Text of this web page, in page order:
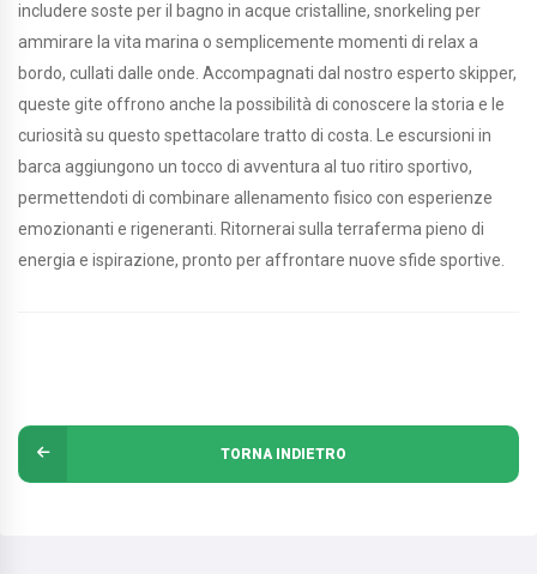
includere soste per il bagno in acque cristalline, snorkeling per
ammirare la vita marina o semplicemente momenti di relax a
bordo, cullati dalle onde. Accompagnati dal nostro esperto skipper,
queste gite offrono anche la possibilità di conoscere la storia e le
curiosità su questo spettacolare tratto di costa. Le escursioni in
barca aggiungono un tocco di avventura al tuo ritiro sportivo,
permettendoti di combinare allenamento fisico con esperienze
emozionanti e rigeneranti. Ritornerai sulla terraferma pieno di
energia e ispirazione, pronto per affrontare nuove sfide sportive.
TORNA INDIETRO